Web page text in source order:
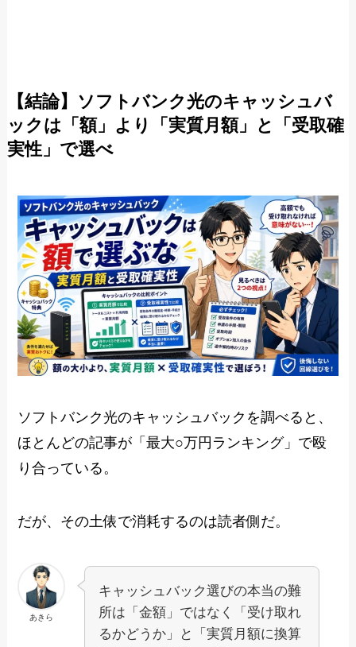
【結論】ソフトバンク光のキャッシュバ
ックは「額」より「実質月額」と「受取確
実性」で選べ
ソフトバンク光のキャッシュバックを調べると、
ほとんどの記事が「最大○万円ランキング」で殴
り合っている。
だが、その土俵で消耗するのは読者側だ。
あきら
キャッシュバック選びの本当の難
所は「金額」ではなく「受け取れ
るかどうか」と「実質月額に換算